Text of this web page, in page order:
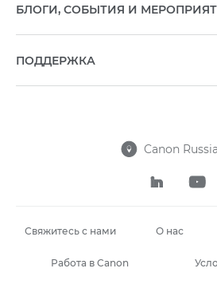
БЛОГИ, СОБЫТИЯ И
ПОДДЕРЖКА
 Canon Russia
 
Свяжитесь с нами О нас
Работа в Canon